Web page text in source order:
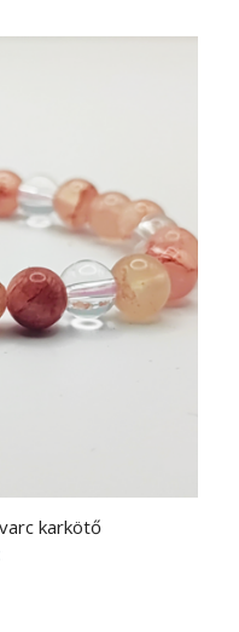
karkötő